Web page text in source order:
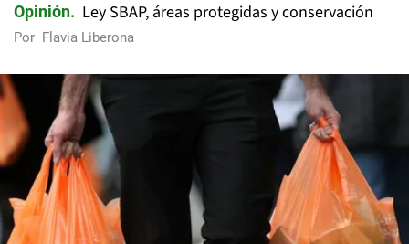
Opinión Ley SBAP, áreas protegidas y conservación
Por Flavia Liberona